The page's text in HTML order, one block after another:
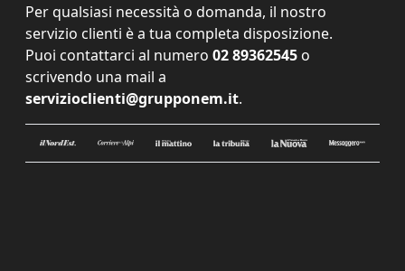
Per qualsiasi necessità o domanda, il nostro
servizio clienti è a tua completa disposizione.
Puoi contattarci al numero 02 89362545 o
scrivendo una mail a
servizioclienti@grupponem.it.